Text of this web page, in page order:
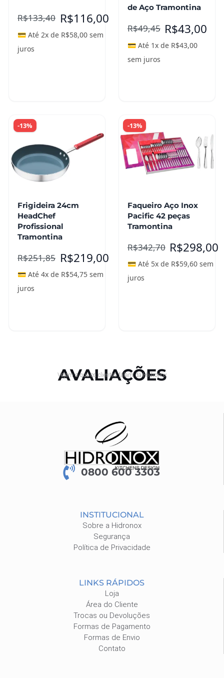
R$133,40 R$116,00
💳 Até 2x de R$58,00 sem
juros
de Aço Tramontina
R$49,45 R$43,00
💳 Até 1x de R$43,00
sem juros
-13%
Frigideira 24cm
HeadChef
Profissional
Tramontina
R$251,85 R$219,00
💳 Até 4x de R$54,75 sem
juros
-13%
Faqueiro Aço Inox
Pacific 42 peças
Tramontina
R$342,70 R$298,00
💳 Até 5x de R$59,60sem
juros
AVALIAÇÕES
Vejam o que os clientes falam da Hidronox
0800 600 3303
INSTITUCIONAL
Sobre a Hidronox
Segurança
Política de Privacidade
LINKS RÁPIDOS
Loja
Área do Cliente
Trocas ou Devoluções
Formas de Pagamento
Formas de Envio
Contato